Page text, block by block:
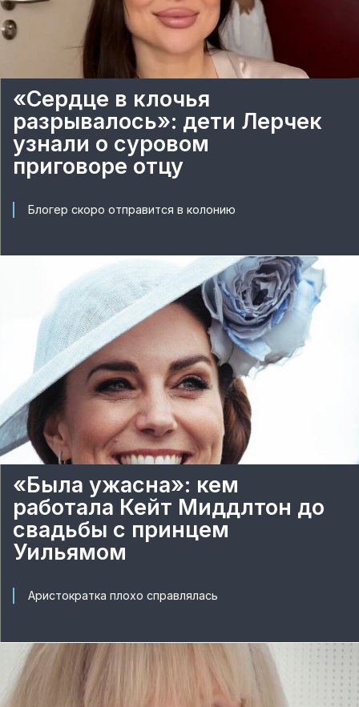
«Сердце в клочья
разрывалось»: дети Лерчек
узнали о суровом
приговоре отцу
Блогер скоро отправится в колонию
«Была ужасна»: кем
работала Кейт Миддлтон до
свадьбы с принцем
Уильямом
Аристократка плохо справлялась